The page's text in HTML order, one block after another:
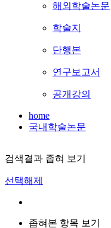
해외학술논문
학술지
단행본
연구보고서
공개강의
home
국내학술논문
검색결과 좁혀 보기
선택해제
좁혀본 항목 보기